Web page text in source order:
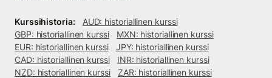
Kurssihistoria:
AUD: historiallinen kurssi
GBP: historiallinen kurssi
MXN: historiallinen kurssi
EUR: historiallinen kurssi
JPY: historiallinen kurssi
CAD: historiallinen kurssi
INR: historiallinen kurssi
NZD: historiallinen kurssi
ZAR: historiallinen kurssi